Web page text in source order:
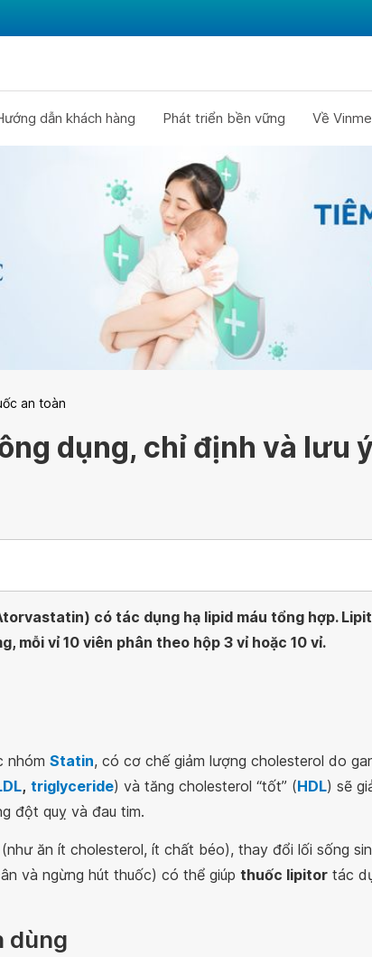
dẫn khách hàng Phát triển bền vững Về
an toàn
dụng, chỉ định và lưu ý
có tác dụng hạ lipid máu tổng hợp.
mỗi vỉ 10 viên phân theo hộp 3 vỉ hoặc 10 vỉ.
nhóm Statin, có cơ chế giảm lượng cholesterol do
, triglyceride) và tăng cholesterol “tốt” (HDL) sẽ
đột quỵ và đau tim.
ăn ít cholesterol, ít chất béo), thay đổi lối sống
và ngừng hút thuốc) có thể giúp thuốc lipitor tác
dùng